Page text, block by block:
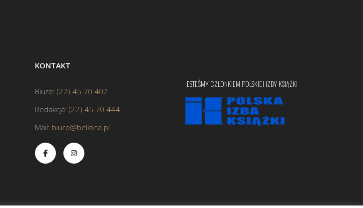
KONTAKT
Biuro: (22) 45 70 402
Redakcja: (22) 45 70 444
Mail: biuro@bellona.pl
JESTEŚMY CZŁONKIEM POLSKIEJ IZBY KSIĄŻKI